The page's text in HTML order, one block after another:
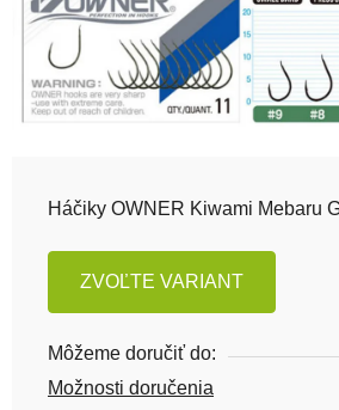
Háčiky OWNER Kiwami Mebaru
ZVOĽTE VARIANT
Môžeme doručiť do:
Možnosti doručenia